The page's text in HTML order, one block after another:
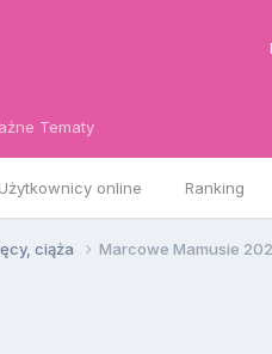
Użytkownicy online Ranking
Tematy
ciąża Marcowe Mamusie